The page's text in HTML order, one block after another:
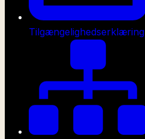
Tilgængelighedserklæring